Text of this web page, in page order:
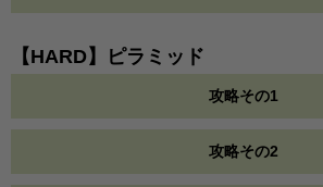
【HARD】ピラミッド
攻略その1
攻略その2